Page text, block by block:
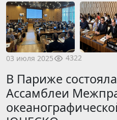
03 июля 2025 4322
В Париже
Ассамблеи